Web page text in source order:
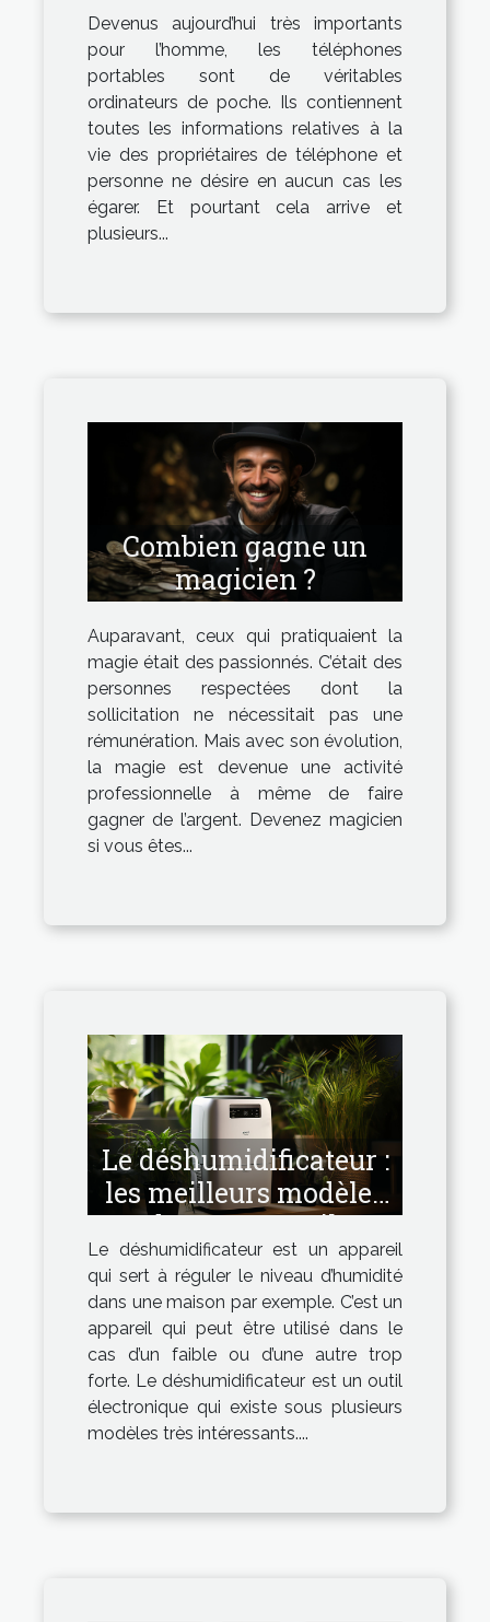
Devenus aujourd’hui très importants
pour l’homme, les téléphones
portables sont de véritables
ordinateurs de poche. Ils contiennent
toutes les informations relatives à la
vie des propriétaires de téléphone et
personne ne désire en aucun cas les
égarer. Et pourtant cela arrive et
plusieurs...
Combien gagne un
magicien ?
Auparavant, ceux qui pratiquaient la
magie était des passionnés. C’était des
personnes respectées dont la
sollicitation ne nécessitait pas une
rémunération. Mais avec son évolution,
la magie est devenue une activité
professionnelle à même de faire
gagner de l’argent. Devenez magicien
si vous êtes...
Le déshumidificateur :
les meilleurs modèles
de cet appareil.
Le déshumidificateur est un appareil
qui sert à réguler le niveau d’humidité
dans une maison par exemple. C’est un
appareil qui peut être utilisé dans le
cas d’un faible ou d’une autre trop
forte. Le déshumidificateur est un outil
électronique qui existe sous plusieurs
modèles très intéressants....